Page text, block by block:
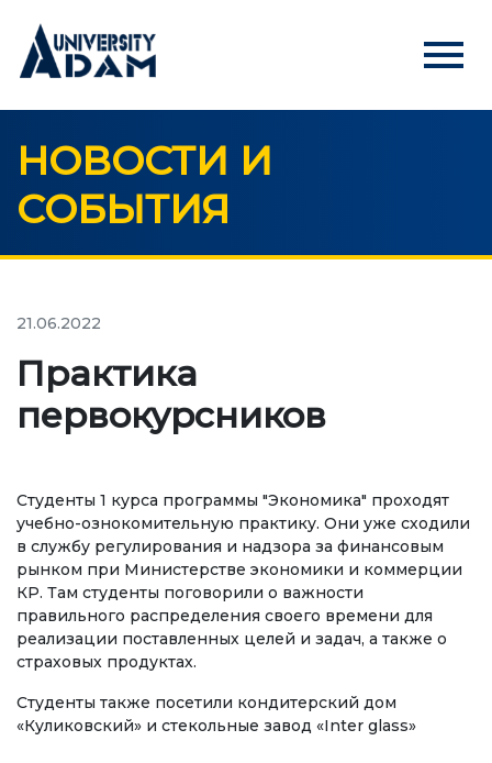
menu
Русский Кыргызча English
ГЛАВНАЯ
АБИТУРИЕНТАМ
УНИВЕРСИТЕТ
О нас
Регламентирующие документы
Руководство
Коллегиальные органы
Подразделения
Предложения и жалобы
НОВОСТИ И
СОБЫТИЯ
21.06.2022
Практика
первокурсников
Студенты 1 курса программы "Экономика" проходят
учебно-ознокомительную практику. Они уже сходили
в службу регулирования и надзора за финансовым
рынком при Министерстве экономики и коммерции
КР. Там студенты поговорили о важности
правильного распределения своего времени для
реализации поставленных целей и задач, а также о
страховых продуктах.
Студенты также посетили кондитерский дом
«Куликовский» и стекольные завод «Inter glass»